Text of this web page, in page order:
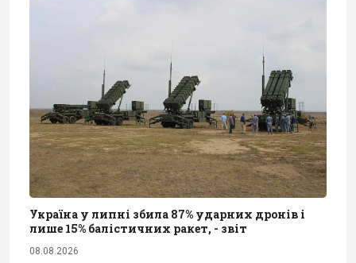
Україна у липні збила 87% ударних дронів і
лише 15% балістичних ракет, - звіт
08.08.2026